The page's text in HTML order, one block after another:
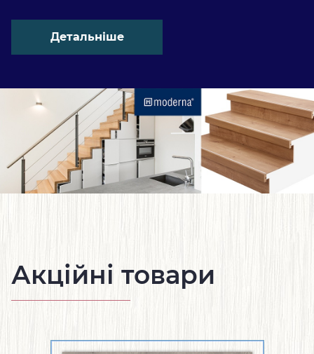
Детальніше
Акційні товари